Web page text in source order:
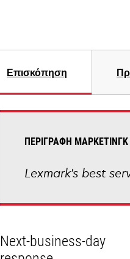
Επισκόπηση
ΠΕΡΙΓΡΑΦΉ ΜΆΡΚΕΤΙΝΓΚ
Lexmark's best
Next-business-day